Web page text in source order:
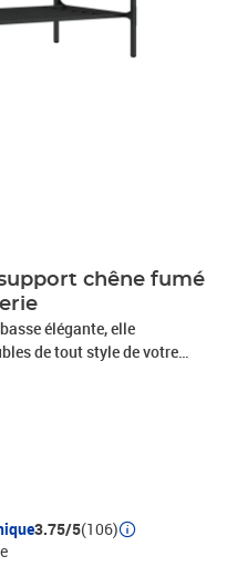
chêne fumé
élégante, elle
de tout style de votre
est d'une qualité
Fabriqué en bois
à nettoyer.Grand espace
et une étagère sous le
un grand espace de
livres, objets de décoration
bien organisés et à
robuste de la table
3.75/5(106)